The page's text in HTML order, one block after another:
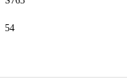
54